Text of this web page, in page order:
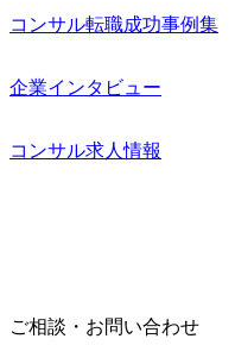
コンサル転職成功事例集
企業インタビュー
コンサル求人情報
ご相談・お問い合わせ